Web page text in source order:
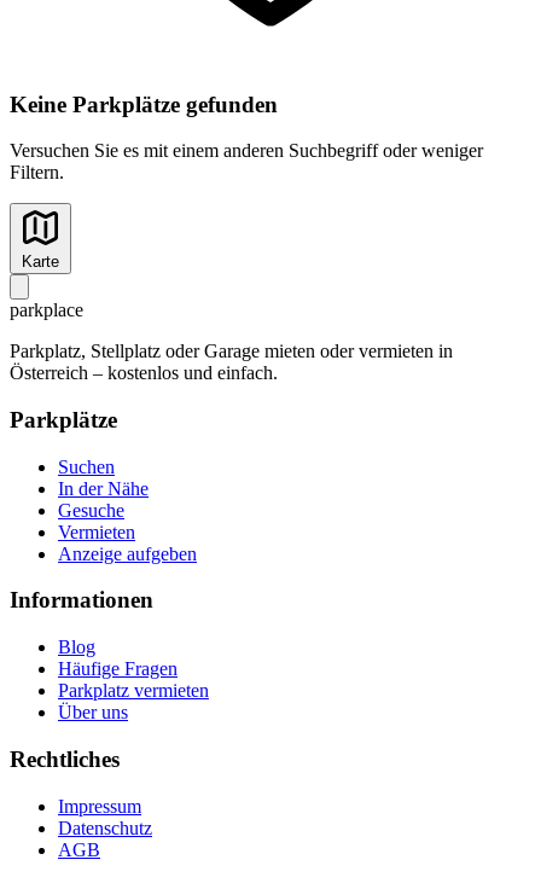
Keine Parkplätze gefunden
Versuchen Sie es mit einem anderen Suchbegriff oder weniger
Filtern.
Karte
parkplace
Parkplatz, Stellplatz oder Garage mieten oder vermieten in
Österreich – kostenlos und einfach.
Parkplätze
Suchen
In der Nähe
Gesuche
Vermieten
Anzeige aufgeben
Informationen
Blog
Häufige Fragen
Parkplatz vermieten
Über uns
Rechtliches
Impressum
Datenschutz
AGB